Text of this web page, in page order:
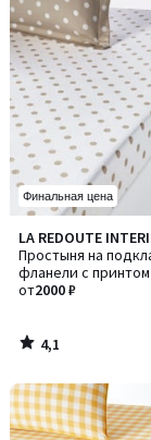
Финальная цена
LA REDOUTE
Простыня на
фланели с
Clarisse / Кларисс
от2000 ₽
4,1
/ 5
Количество
цветов:
3
4,1
/